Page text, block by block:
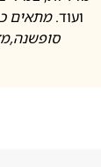
ועוד.מתאים
סופשנה